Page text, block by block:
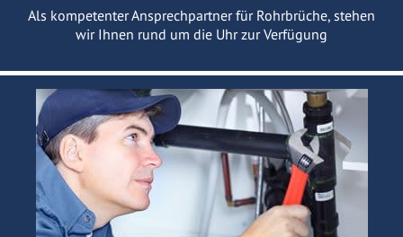
Als kompetenter Ansprechpartner für Rohrbrüche, stehen
wir Ihnen rund um die Uhr zur Verfügung